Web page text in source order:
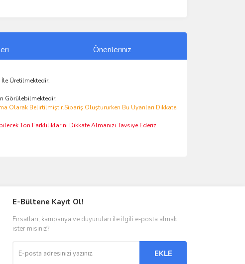
Önerileriniz
İle Üretilmektedir.
Görülebilmektedir.
Olarak Belirtilmiştir.Sipariş Oluştururken Bu Uyarıları Dikkate
Ton Farklılıklarını Dikkate Almanızı Tavsiye Ederiz.
E-Bültene Kayıt Ol!
Fırsatları, kampanya ve duyuruları ile ilgili e-posta almak
ister misiniz?
EKLE